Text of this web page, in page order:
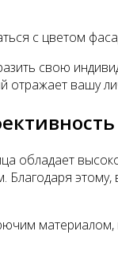
с цветом
свою
отражает вашу
обладает